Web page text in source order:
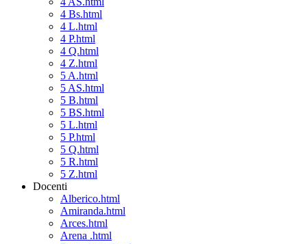
4 Bs.html
4 L.html
4 P.html
4 Q.html
4 Z.html
5 A.html
5 AS.html
5 B.html
5 BS.html
5 L.html
5 P.html
5 Q.html
5 R.html
5 Z.html
Docenti
Alberico.html
Amiranda.html
Arces.html
Arena .html